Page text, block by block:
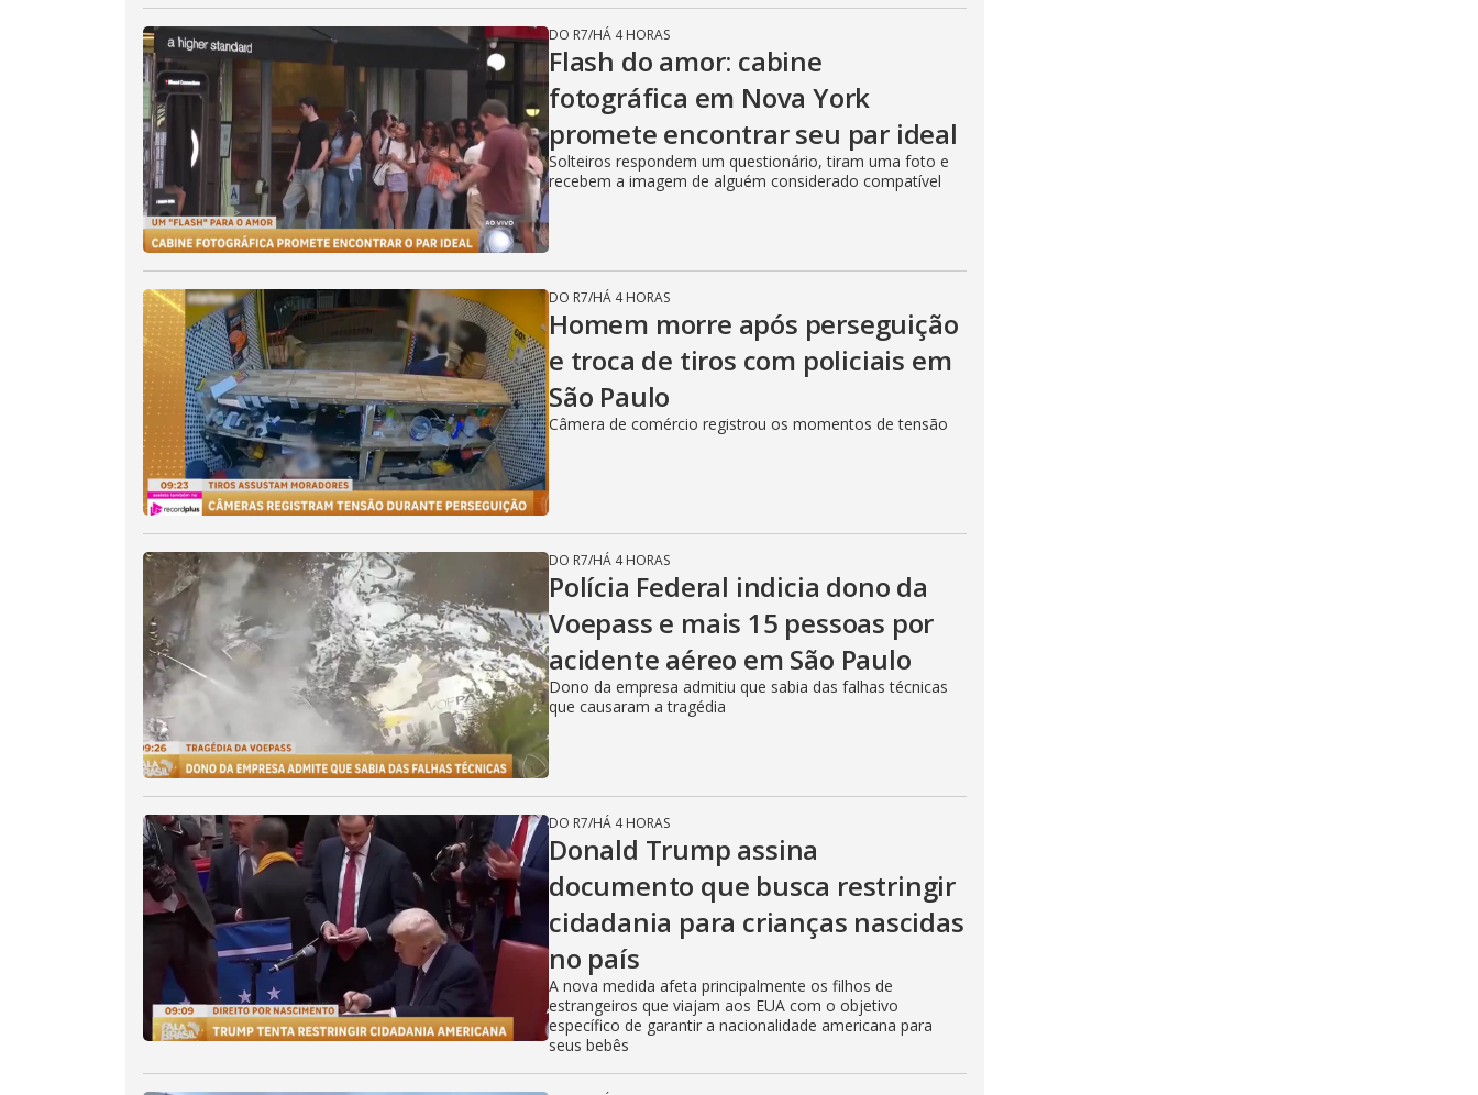
DO R7/HÁ 4 HORAS
Flash do amor: cabine
fotográfica em Nova York
promete encontrar seu par ideal
Solteiros respondem um questionário, tiram uma foto e
recebem a imagem de alguém considerado compatível
DO R7/HÁ 4 HORAS
Homem morre após perseguição
e troca de tiros com policiais em
São Paulo
Câmera de comércio registrou os momentos de tensão
DO R7/HÁ 4 HORAS
Polícia Federal indicia dono da
Voepass e mais 15 pessoas por
acidente aéreo em São Paulo
Dono da empresa admitiu que sabia das falhas técnicas
que causaram a tragédia
DO R7/HÁ 4 HORAS
Donald Trump assina
documento que busca restringir
cidadania para crianças nascidas
no país
A nova medida afeta principalmente os filhos de
estrangeiros que viajam aos EUA com o objetivo
específico de garantir a nacionalidade americana para
seus bebês